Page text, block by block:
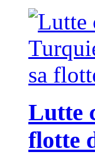
Lutte
flotte